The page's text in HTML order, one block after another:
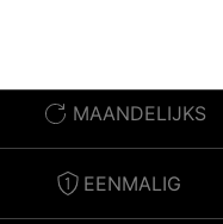
MAANDELIJKS
EENMALIG